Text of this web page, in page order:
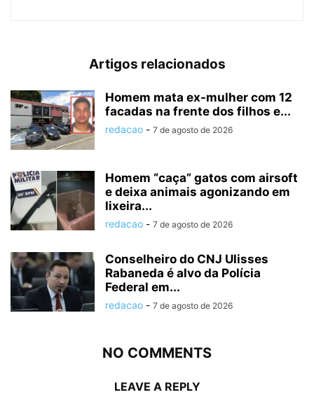
Artigos relacionados
Homem mata ex-mulher com 12
facadas na frente dos filhos e...
redacao - 7 de agosto de 2026
Homem “caça” gatos com airsoft
e deixa animais agonizando em
lixeira...
redacao - 7 de agosto de 2026
Conselheiro do CNJ Ulisses
Rabaneda é alvo da Polícia
Federal em...
redacao - 7 de agosto de 2026
NO COMMENTS
LEAVE A REPLY